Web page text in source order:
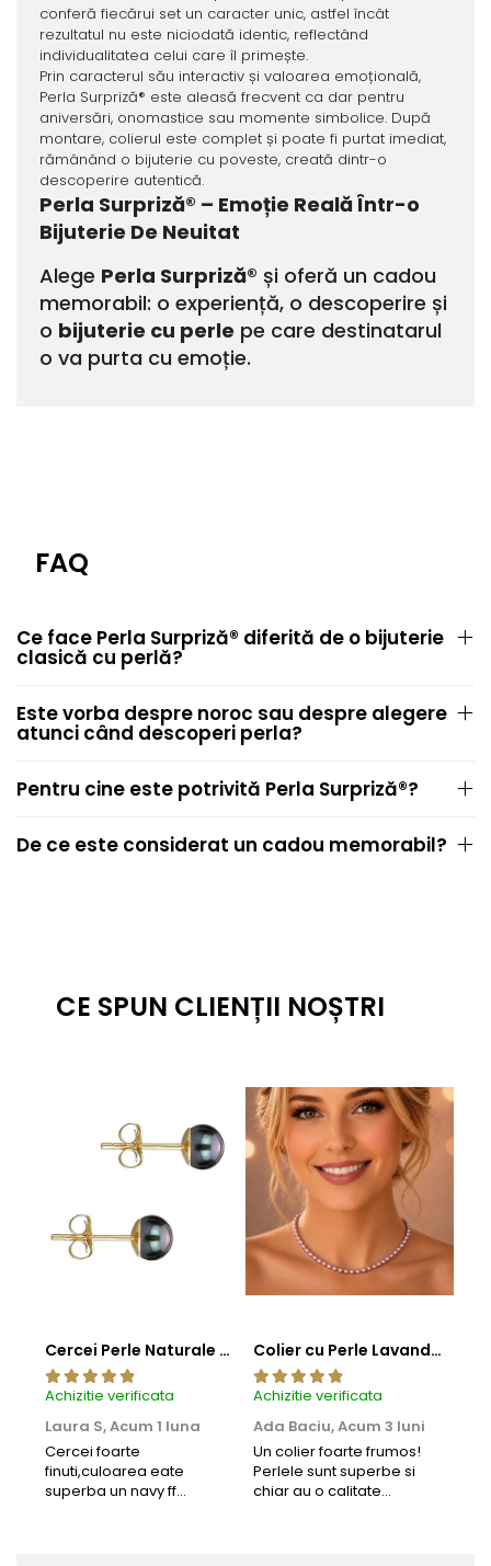
conferă fiecărui set un caracter unic, astfel încât
rezultatul nu este niciodată identic, reflectând
individualitatea celui care îl primește.
Prin caracterul său interactiv și valoarea emoțională,
Perla Surpriză® este aleasă frecvent ca dar pentru
aniversări, onomastice sau momente simbolice. După
montare, colierul este complet și poate fi purtat imediat,
rămânând o bijuterie cu poveste, creată dintr-o
descoperire autentică.
Perla Surpriză® – Emoție Reală Într-o
Bijuterie De Neuitat
Alege Perla Surpriză® și oferă un cadou
memorabil: o experiență, o descoperire și
o bijuterie cu perle pe care destinatarul
o va purta cu emoție.
FAQ
Ce face Perla Surpriză® diferită de o bijuterie
clasică cu perlă?
Este vorba despre noroc sau despre alegere
atunci când descoperi perla?
Pentru cine este potrivită Perla Surpriză®?
De ce este considerat un cadou memorabil?
CE SPUN CLIENȚII NOȘTRI
Cercei Perle Naturale Negre 5-6 mm, Buton AAA, Aur 14K (aur 585), Tip Șurub | KASKADDA®
Achizitie verificata
Laura S,Acum 1 luna
Cercei foarte
finuti,culoarea eate
superba un navy ff
Colier cu Perle Lavanda la Baza Gatului, de 4-5 mm, Perle Rare, Calitate AAA+, Aur 14K | KASKADDA®
Achizitie verificata
Ada Baciu,Acum 3 luni
Un colier foarte frumos!
Perlele sunt superbe si
chiar au o calitate